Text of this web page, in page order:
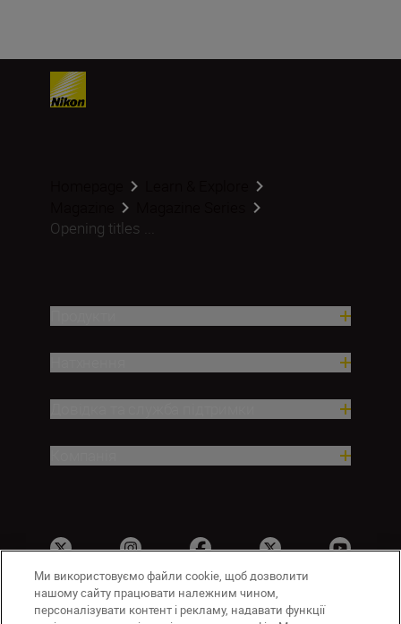
Opening titles ...
Ми використовуємо файли cookie, щоб дозволити
нашому сайту працювати належним чином,
персоналізувати контент і рекламу, надавати функції